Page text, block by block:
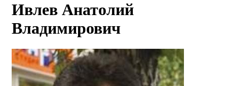
Ивлев Анатолий
Владимирович